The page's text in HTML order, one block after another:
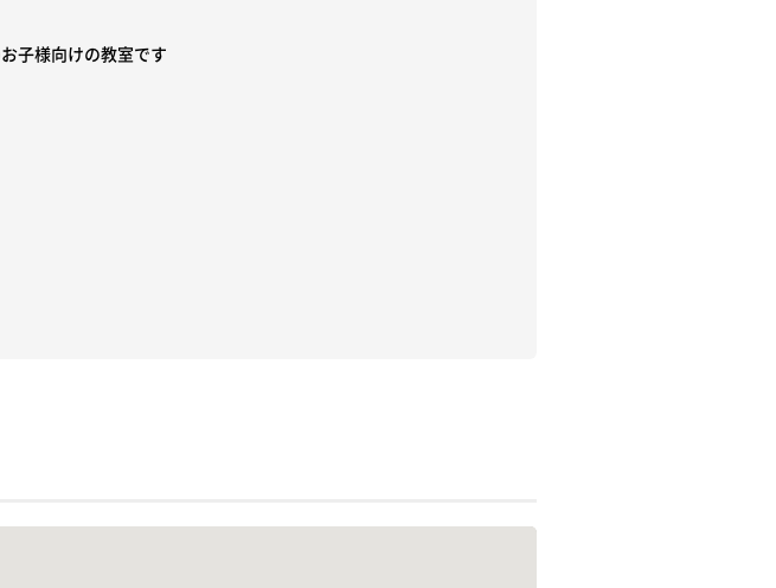
子様向けの教室です